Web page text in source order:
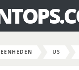
EENHEDEN US